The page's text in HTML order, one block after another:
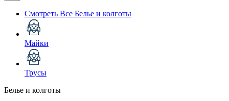
Смотреть Все Белье и колготы
Майки
Трусы
Белье и колготы